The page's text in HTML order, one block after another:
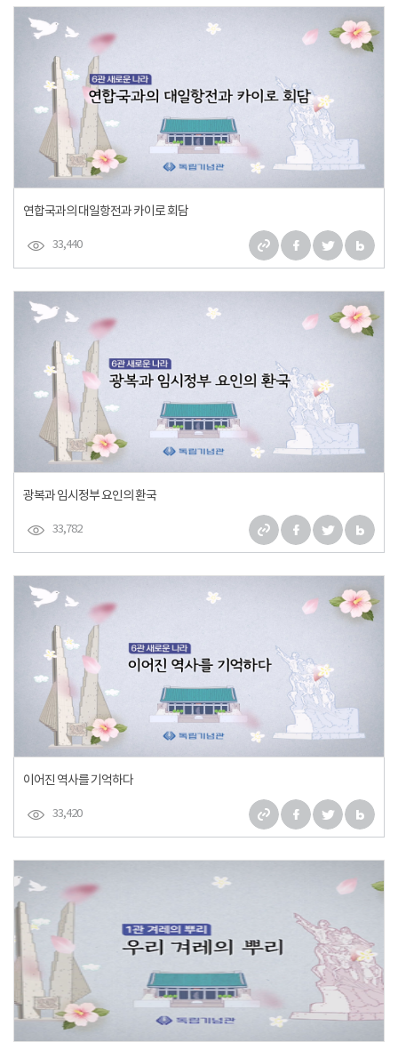
연합국과의 대일항전과 카이로 회담
33,440
광복과 임시정부 요인의 환국
33,782
이어진 역사를 기억하다
33,420